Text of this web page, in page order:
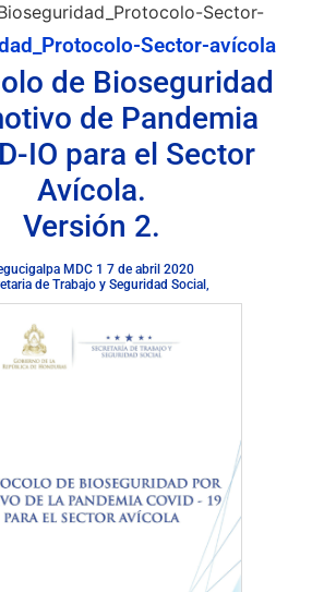
Sector-
Sector-avícola
de Bioseguridad
de Pandemia
IO para el Sector
Avícola.
Versión 2.
MDC 1 7 de abril 2020
de Trabajo y Seguridad Social,